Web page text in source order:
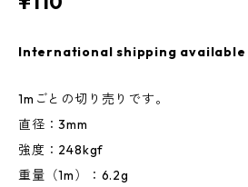
International shipping available
1mごとの切り売りです。
直径：3mm
強度：248kgf
重量（1m）：6.2g